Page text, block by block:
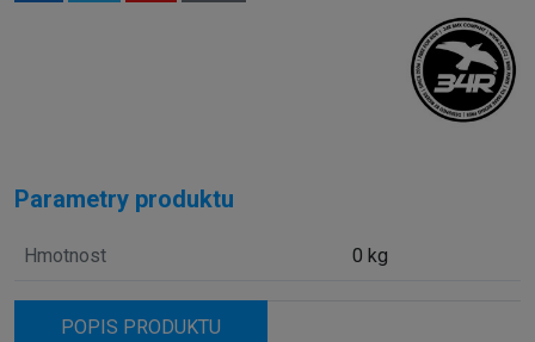
Parametry produktu
Hmotnost 0 kg
POPIS PRODUKTU